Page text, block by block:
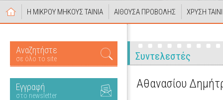
Η ΜΙΚΡΟΥ ΜΗΚΟΥΣ ΤΑΙΝΙΑ ΑΙΘΟΥΣΑ ΠΡΟΒΟΛΗΣ ΧΡΥΣΗ
Αναζητήστε
σε όλο το site
Εγγραφή
στο newsletter
Συντελεστές
Αθανασίου